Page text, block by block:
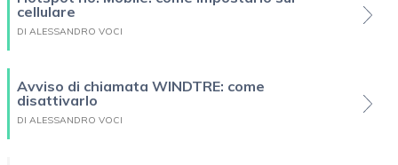
cellulare
DI ALESSANDRO VOCI
Avviso di chiamata WINDTRE: come
disattivarlo
DI ALESSANDRO VOCI